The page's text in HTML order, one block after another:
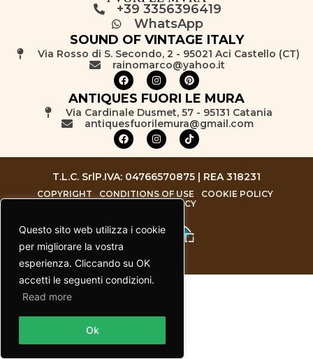
Questo sito web utilizza i cookie
per migliorare la vostra
esperienza. Cliccando su OK
accetti le seguenti condizioni.
Read more
Ok
+39 3356396419
WhatsApp
SOUND OF VINTAGE ITALY
Via Rosso di S. Secondo, 2 - 95021 Aci Castello (CT)
rainomarco@yahoo.it
ANTIQUES FUORI LE MURA
Via Cardinale Dusmet, 57 - 95131 Catania
antiquesfuorilemura@gmail.com
T.L.C. SrlP.IVA: 04766570875 | REA 318231
COPYRIGHT CONDITIONS OF USE
COOKIE POLICY
PRIVACY POLICY